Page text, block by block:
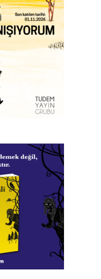
Baba tarafından
desteği mi, yoksa
Türk çocukları
hayatının kararını
radikal siyasal
kolay kolay
Anamalcılığı ve
yönlendirerek
eleştirel bakışın
Önce
çarkların
çekiyoruz.
ülkede
şerefli bir iş. İstihbarat
demokrasi götürme
gösteriyor yazar. KGK